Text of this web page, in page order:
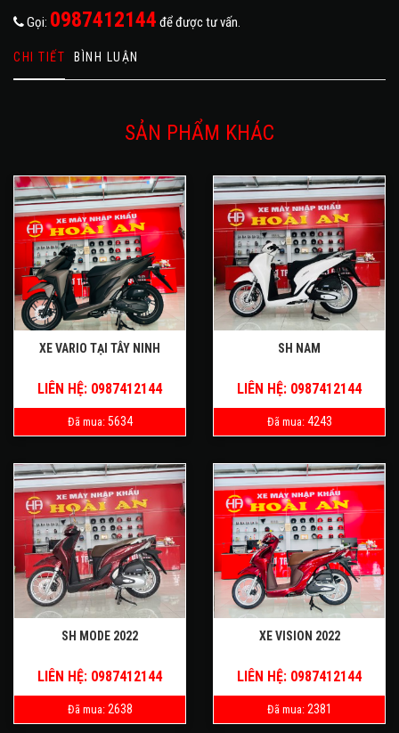
Gọi: 0987412144 để được tư vấn.
CHI TIẾT BÌNH LUẬN
SẢN PHẨM KHÁC
XE VARIO TẠI TÂY NINH
LIÊN HỆ: 0987412144
Đã mua: 5634
SH NAM
LIÊN HỆ: 0987412144
Đã mua: 4243
SH MODE 2022
LIÊN HỆ: 0987412144
Đã mua: 2638
XE VISION 2022
LIÊN HỆ: 0987412144
Đã mua: 2381